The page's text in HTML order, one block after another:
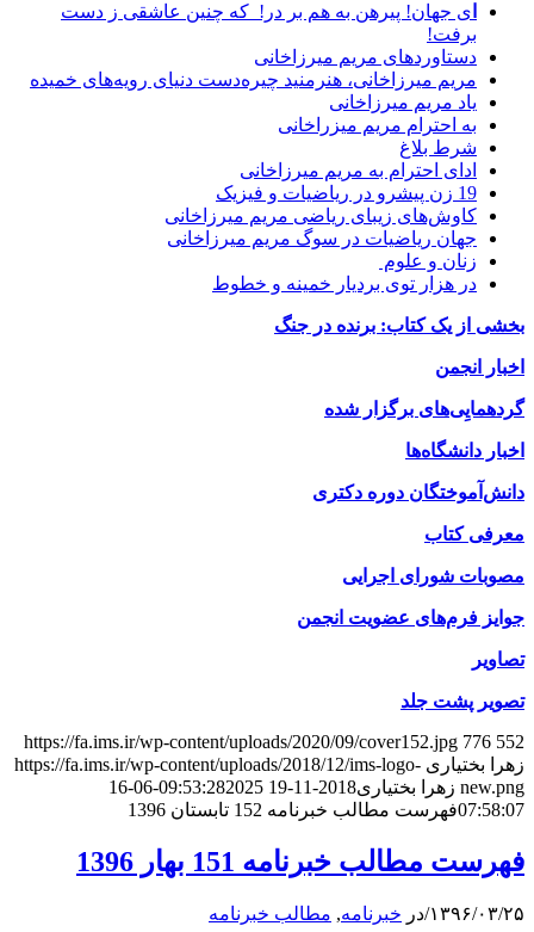
ی جهان! پیرهن به هم بر در! که چنین عاشقی ز دست
برفت!
دستاوردهای مریم میرزاخانی
مریم میرزاخانی، هنرمنید چیره‌دست دنیای رویه‌های خمیده
یاد مریم میرزاخانی
به احترام مریم میزراخانی
شرط بلاغ
ادای احترام به مریم میرزاخانی
19 زن پیشرو در ریاضیات و فیزیک
کاوش‌های زیبای ریاضی مریم میرزاخانی
جهان ریاضیات در سوگ مریم میرزاخانی
زنان و علوم
در هزار توی بردیار خمینه و خطوط
بخشی از یک کتاب: برنده در جنگ
اخبار انجمن
گردهمایِی‌های برگزار شده
اخبار دانشگاه‌ها
دانش‌آموختگان دوره دکتری
معرفی کتاب
مصوبات شورای اجرایی
جوایز فرم‌های عضویت انجمن
تصاویر
تصویر پشت جلد
https://fa.ims.ir/wp-content/uploads/2020/09/cover152.jpg 776 552
زهرا بختیاری https://fa.ims.ir/wp-content/uploads/2018/12/ims-logo-
new.png زهرا بختیاری2018-11-19 09:53:28
2025-06-16
07:58:07فهرست مطالب خبرنامه 152 تابستان 1396
فهرست مطالب خبرنامه 151 بهار 1396
۱۳۹۶/۰۳/۲۵/در خبرنامه, مطالب خبرنامه